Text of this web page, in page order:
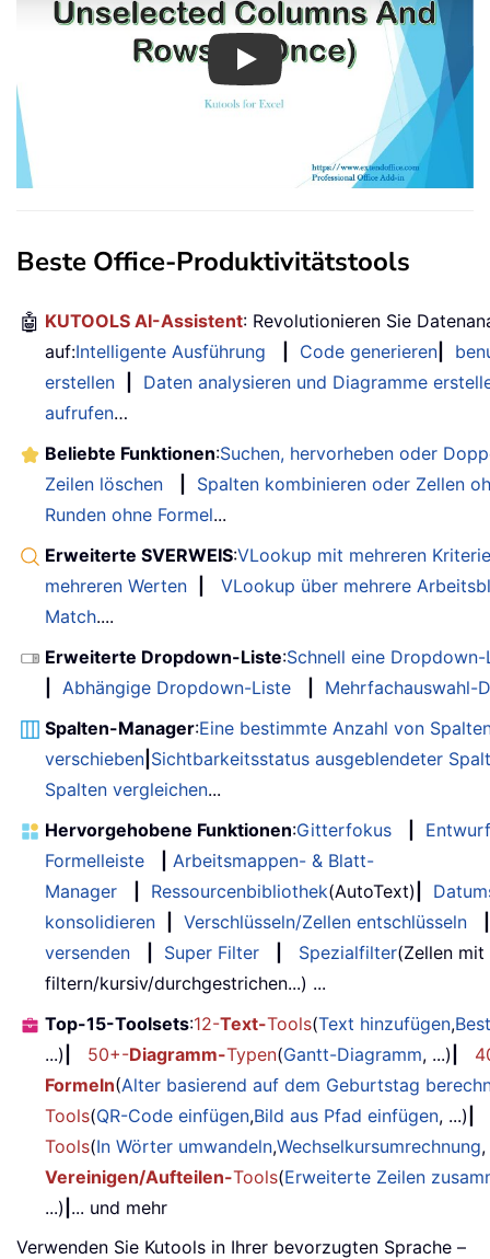
Play
Beste Office-Produktivitätstools
🤖 KUTOOLS AI-Assistent: Revolutionieren Sie
auf:Intelligente Ausführung Code generieren
erstellen
Daten analysieren und Diagramme
aufrufen…
Beliebte Funktionen:Suchen, hervorheben oder
Zeilen löschen
Spalten kombinieren oder Zellen
Runden ohne Formel...
Erweiterte SVERWEIS:VLookup mit mehreren
mehreren Werten
VLookup über mehrere
Match....
Erweiterte Dropdown-Liste:Schnell eine
Abhängige Dropdown-Liste
Mehrfachauswahl-
Spalten-Manager:Eine bestimmte Anzahl von
verschieben Sichtbarkeitsstatus ausgeblendeter
Spalten vergleichen...
Hervorgehobene Funktionen:Gitterfokus
Entwurf
Formelleiste
Arbeitsmappen- & Blatt-
Manager
Ressourcenbibliothek(AutoText)
konsolidieren
Verschlüsseln/Zellen entschlüsseln
versenden
Super Filter Spezialfilter(Zellen
filtern/kursiv/durchgestrichen...) ...
Top-15-Toolsets:12-Text-Tools(Text hinzufügen,
...)
50+-Diagramm-Typen(Gantt-Diagramm, ...)
Formeln(Alter basierend auf dem Geburtstag
Tools(QR-Code einfügen,Bild aus Pfad einfügen, ...)
Tools(In Wörter umwandeln,Wechselkursumrechnung
Vereinigen/Aufteilen-Tools(Erweiterte Zeilen
...) ... und mehr
Verwenden Sie Kutools in Ihrer bevorzugten Sprache –